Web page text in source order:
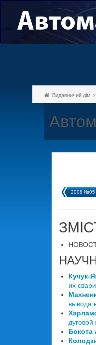
Видавничий дім
2008 №05
Кучук-
их
вывода
Бокота